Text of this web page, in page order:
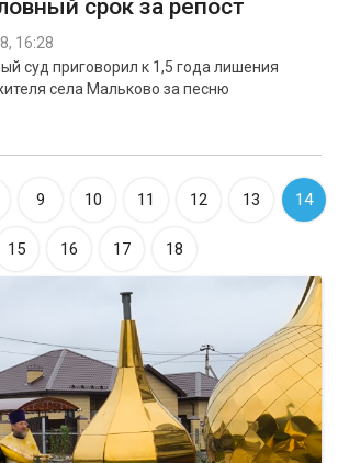
срок за репост
16:28
суд приговорил к 1,5 года лишения
села Мальково за песню
9 10 11 12 13 14
15 16 17 18